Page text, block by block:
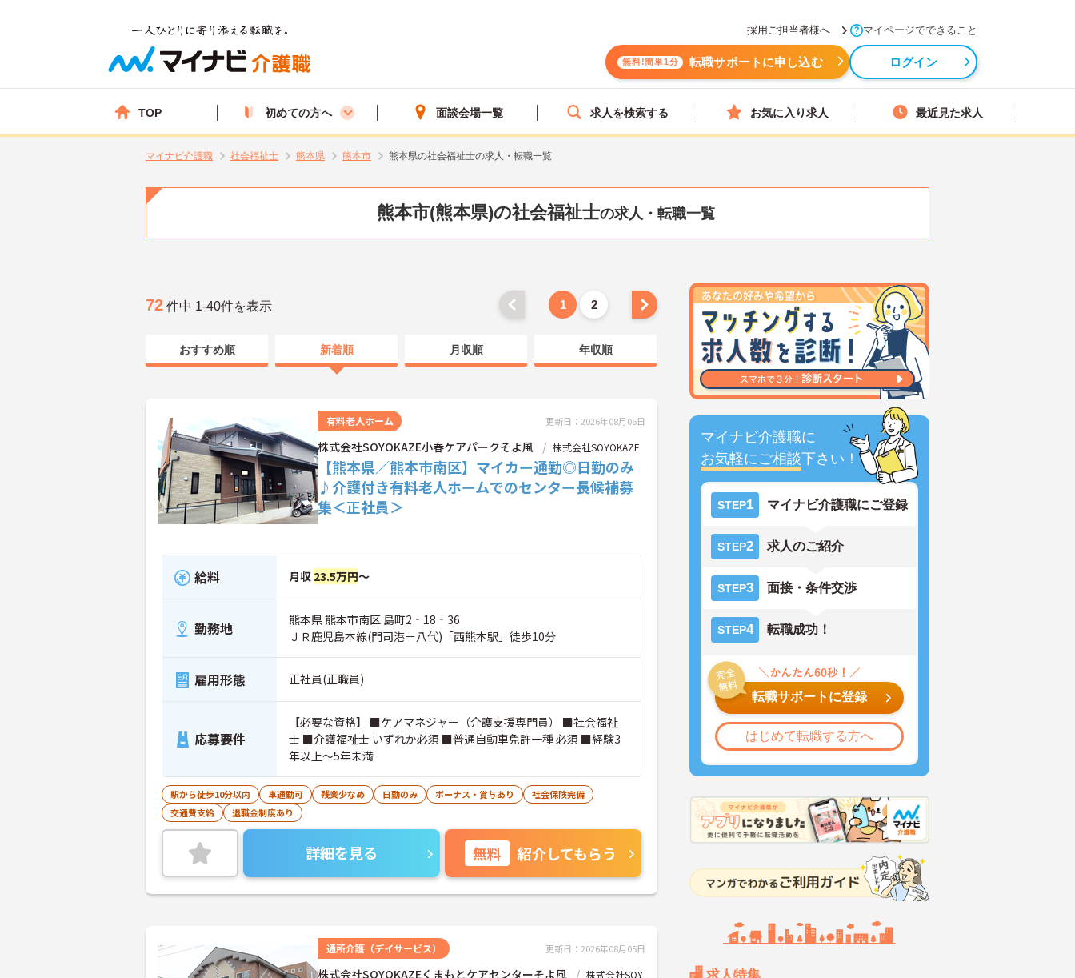
採用ご担当者様へ マイページでできること
無料!簡単1分 転職サポートに申し込む ログイン
TOP 初めての方へ 面談会場一覧 求人を検索する お気に入り求人 最近見た求人
マイナビ介護職 社会福祉士 熊本県 熊本市 熊本県の社会福祉士の求人・転職一覧
熊本市(熊本県)の社会福祉士の求人・転職一覧
マイナビ介護職に
お気軽にご相談下さい！
STEP1 マイナビ介護職にご登録
STEP2 求人のご紹介
STEP3 面接・条件交渉
STEP4 転職成功！
転職サポートに登録
はじめて転職する方へ
72 件中 1-40件を表示 1 2
おすすめ順 新着順 月収順 年収順
有料老人ホーム 更新日：2026年08月06日
株式会社SOYOKAZE小春ケアパークそよ風 株式会社SOYOKAZE
【熊本県／熊本市南区】マイカー通勤◎日勤のみ
♪介護付き有料老人ホームでのセンター長候補募
集＜正社員＞
給料 月収 23.5万円～
勤務地
熊本県 熊本市南区 島町2‐18‐36
ＪＲ鹿児島本線(門司港－八代)「西熊本駅」徒歩10分
雇用形態 正社員(正職員)
応募要件
【必要な資格】 ■ケアマネジャー（介護支援専門員） ■社会福祉
士 ■介護福祉士 いずれか必須 ■普通自動車免許一種 必須 ■経験3
年以上～5年未満
駅から徒歩10分以内 車通勤可 残業少なめ 日勤のみ ボーナス・賞与あり
社会保険完備
交通費支給
退職金制度あり
詳細を見る 無料 紹介してもらう
通所介護（デイサービス） 更新日：2026年08月05日
株式会社SOYOKAZEくまもとケアセンターそよ風
株式会社SOY